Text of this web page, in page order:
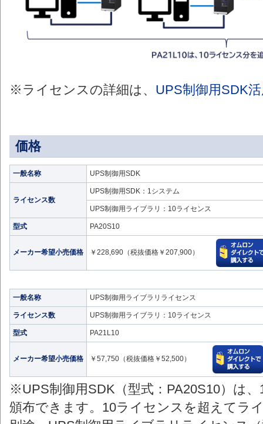
※ライセンスの詳細は、 UPS制御用SDK
価格
一般名称 UPS制御用SDK
ライセンス数
UPS制御用SDK：1システム
UPS制御用ライブラリ：10ライセンス
型式 PA20S10
メーカー希望小売価格 ￥228,690（税抜価格￥207,900）
一般名称 UPS制御用ライブラリライセンス
ライセンス数 UPS制御用ライブラリ：10ライセンス
型式 PA21L10
メーカー希望小売価格 ￥57,750（税抜価格￥52,500）
※UPS制御用SDK（型式：PA20S10）は
頒布できます。10ライセンスを超えてラ